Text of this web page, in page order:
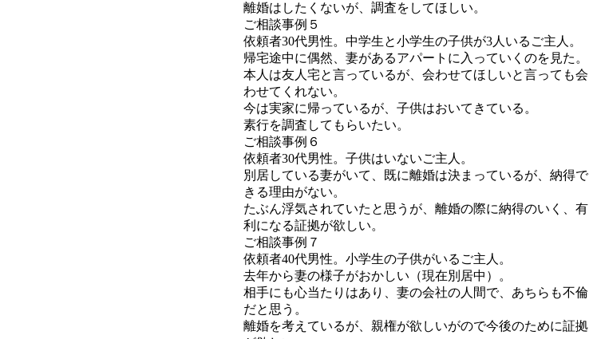
離婚はしたくないが、調査をしてほしい。
ご相談事例５
依頼者30代男性。中学生と小学生の子供が3人いるご主人。
帰宅途中に偶然、妻があるアパートに入っていくのを見た。
本人は友人宅と言っているが、会わせてほしいと言っても会
わせてくれない。
今は実家に帰っているが、子供はおいてきている。
素行を調査してもらいたい。
ご相談事例６
依頼者30代男性。子供はいないご主人。
別居している妻がいて、既に離婚は決まっているが、納得で
きる理由がない。
たぶん浮気されていたと思うが、離婚の際に納得のいく、有
利になる証拠が欲しい。
ご相談事例７
依頼者40代男性。小学生の子供がいるご主人。
去年から妻の様子がおかしい（現在別居中）。
相手にも心当たりはあり、妻の会社の人間で、あちらも不倫
だと思う。
離婚を考えているが、親権が欲しいがので今後のために証拠